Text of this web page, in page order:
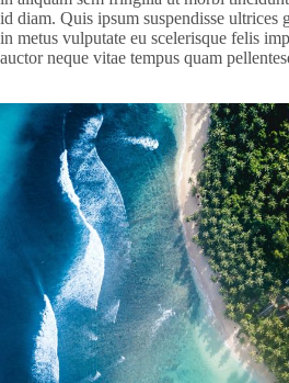
id diam. Quis ipsum suspendisse ultrices
in metus vulputate eu scelerisque felis
auctor neque vitae tempus quam